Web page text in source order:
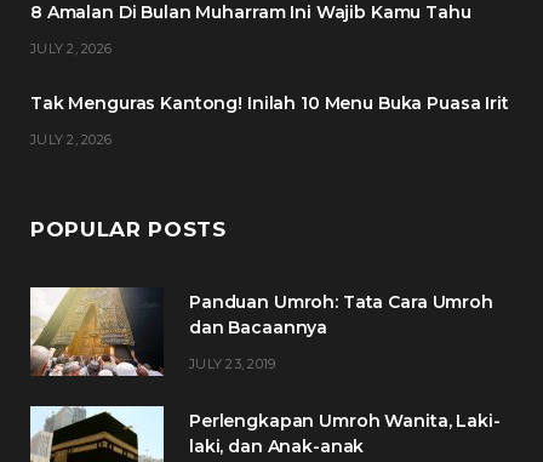
8 Amalan Di Bulan Muharram Ini Wajib Kamu Tahu
JULY 2, 2026
Tak Menguras Kantong! Inilah 10 Menu Buka Puasa Irit
JULY 2, 2026
POPULAR POSTS
Panduan Umroh: Tata Cara Umroh
dan Bacaannya
JULY 23, 2019
Perlengkapan Umroh Wanita, Laki-
laki, dan Anak-anak